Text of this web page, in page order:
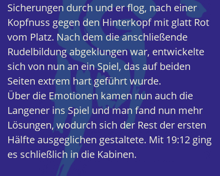
Sicherungen durch und er flog, nach einer
Kopfnuss gegen den Hinterkopf mit glatt Rot
vom Platz. Nach dem die anschließende
Rudelbildung abgeklungen war, entwickelte
sich von nun an ein Spiel, das auf beiden
Seiten extrem hart geführt wurde.
Über die Emotionen kamen nun auch die
Langener ins Spiel und man fand nun mehr
Lösungen, wodurch sich der Rest der ersten
Hälfte ausgeglichen gestaltete. Mit 19:12 ging
es schließlich in die Kabinen.